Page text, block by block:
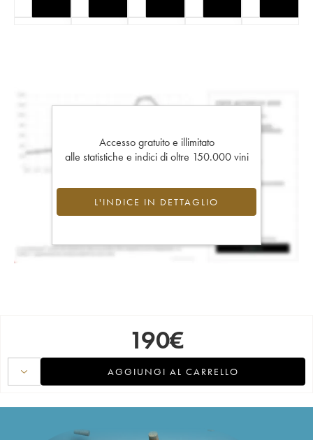
Accesso gratuito e illimitato
alle statistiche e indici di oltre 150.000 vini
L'INDICE IN DETTAGLIO
190€
AGGIUNGI AL CARRELLO